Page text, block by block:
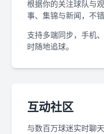
根据你的关注球队与
事、集锦与新闻，不
支持多端同步，手机
时随地追球。
互动社区
与数百万球迷实时聊